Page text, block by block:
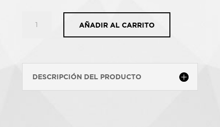
AÑADIR AL CARRITO
DESCRIPCIÓN DEL PRODUCTO